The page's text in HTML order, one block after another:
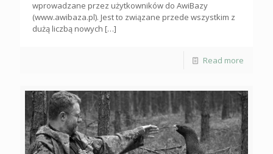
wprowadzane przez użytkowników do AwiBazy
(www.awibaza.pl). Jest to związane przede wszystkim z
dużą liczbą nowych […]
Read more